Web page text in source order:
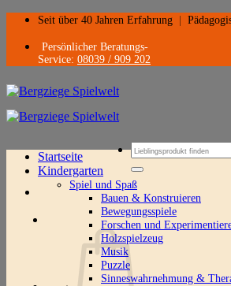
Zum
springen
Seit über 40 Jahren Erfahrung
Persönlicher Beratungs-
Service: 08039 / 909 202
Suchen
nach:
Startseite
Kindergarten
Spiel und Spaß
Bauen & Konstruieren
Bewegungsspiele
Forschen und
Holzspielzeug
Musik
Puzzle
Sinneswahrnehmung &